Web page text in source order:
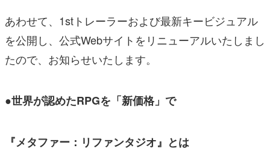
あわせて、1stトレーラーおよび最新キービジュアル
を公開し、公式Webサイトをリニューアルいたしまし
たので、お知らせいたします。
●世界が認めたRPGを「新価格」で
『メタファー：リファンタジオ』とは